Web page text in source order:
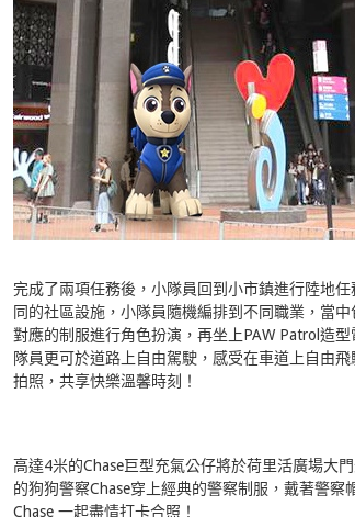
完成了兩項任務後，小隊員回到小市鎮進行陸地
同的社區設施，小隊員隨機編排到不同職業，當
對應的制服進行角色扮演，再坐上PAW Patrol造
隊員更可於道路上自由駕駛，感受在車道上自由
拍照，共享快樂溫馨時刻！
高達4米的Chase巨型充氣公仔將於荷里活廣場大
的狗狗警察Chase穿上經典的警察制服，戴著警
Chase 一起盡情打卡合照！